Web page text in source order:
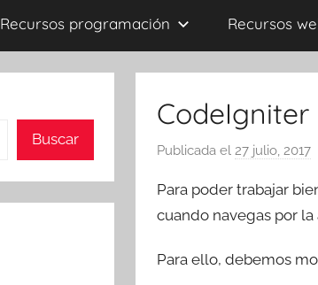
Recursos programación Recursos
CodeIgniter
Publicada el 27 julio, 2017p
r
T
e
Para poder trabajar
cuando navegas por
Para ello, debemos
Buscar